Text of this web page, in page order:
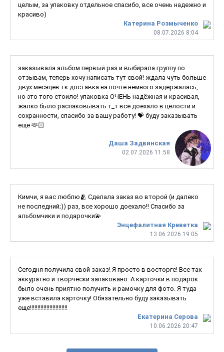
Катерина Розмыченко
08.07.2026 8:04
целым, за упаковку отдельное спасибо, все очень надежно и
красиво)
Даша Задвинская
02.07.2026 11:58
заказывала альбом первый раз и выбирала группу по
отзывам, теперь хочу написать тут свой! ждала чуть больше
двух месяцев тк доставка на почте немного задержалась,
но это того стоило! упаковка ОЧЕНЬ надёжная и красивая,
жалко было распаковывать т_т всё доехало в целости и
сохранности, спасибо за вашу работу! 💝 буду заказывать
еще 🫶🏻
Энцефалитная Креветка
13.06.2026 19:05
Кимчи, я вас люблю🫂 Сделала заказ во второй (и далеко
не последний;)) раз, все хорошо доехало!! Спасибо за
альбомчики и подарочки💫
Екатерина Серова
10.06.2026 20:47
Сегодня получила свой заказ! Я просто в восторге! Все так
аккуратно и творчески запаковано. А карточки в подарок
было очень приятно получить и рамочку для фото. Я туда
уже вставила карточку! Обязательно буду заказывать
еще!!!!!!!!!!!!!!!!!!!!!!!!!